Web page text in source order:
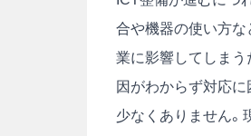
合や機器の使い方な
業に影響してしまう
因がわからず対応
少なくありません。